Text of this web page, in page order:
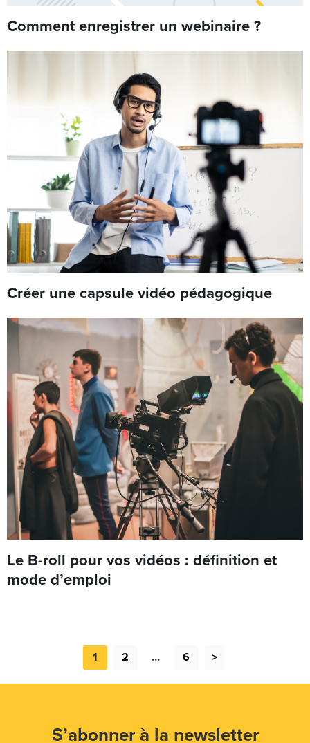
Comment enregistrer un webinaire ?
Créer une capsule vidéo pédagogique
Le B-roll pour vos vidéos : définition et
mode d’emploi
1 2 … 6 >
S’abonner à la newsletter